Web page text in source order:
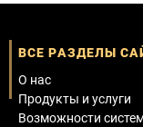
ВСЕ РАЗДЕЛЫ
О нас
Продукты и услуги
Возможности